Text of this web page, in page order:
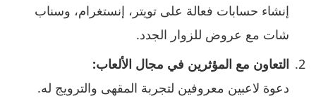
إنشاء حسابات فعالة على تويتر، إنستغرام، وسناب
شات مع عروض للزوار الجدد.
التعاون مع المؤثرين في مجال الألعاب:
دعوة لاعبين معروفين لتجربة المقهى والترويج له.